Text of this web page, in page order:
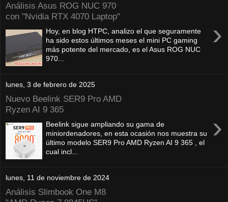
Análisis Asus ROG NUC 970
con "Nvidia RTX 4070 Laptop"
›
Hoy, en blog HTPC, analizo el que seguramente
ha sido estos últimos meses el mini PC gaming
más potente del mercado, es el Asus ROG NUC
970...
lunes, 3 de febrero de 2025
Nuevo Beelink SER9 Pro AMD
Ryzen AI 9 365
›
Beelink sigue ampliando su gama de
miniordenadores, en esta ocasión nos muestra su
último modelo SER9 Pro AMD Ryzen AI 9 365 , el
cual incl...
lunes, 11 de noviembre de 2024
Análisis Slimbook One M8